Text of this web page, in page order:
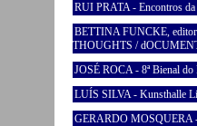
RUI PRATA - Encontros da
BETTINA FUNCKE,
THOUGHTS /
JOSÉ ROCA - 8ª Bienal
LUÍS SILVA - Kunsthalle
GERARDO MOSQUERA